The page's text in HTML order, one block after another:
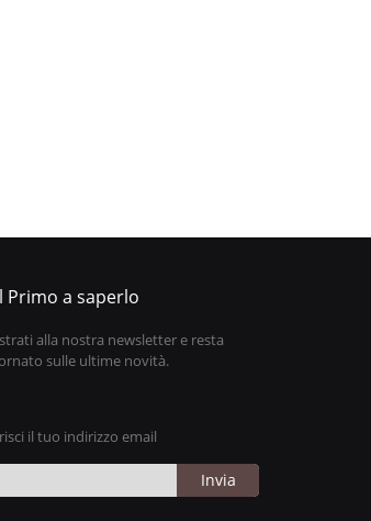
Primo a saperlo
alla nostra newsletter e resta
sulle ultime novità.
il tuo indirizzo email
Invia